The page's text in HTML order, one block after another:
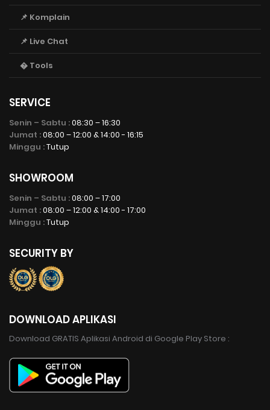
📌 Komplain
📌 Live Chat
� Tools
SERVICE
Senin – Sabtu :08:30 – 16:30
Jumat :08:00 – 12:00 & 14:00 - 16:15
Minggu :Tutup
SHOWROOM
Senin – Sabtu :08:00 – 17:00
Jumat :08:00 – 12:00 & 14:00 - 17:00
Minggu :Tutup
SECURITY BY
DOWNLOAD APLIKASI
Download GRATIS Aplikasi Android di Google Play Store :